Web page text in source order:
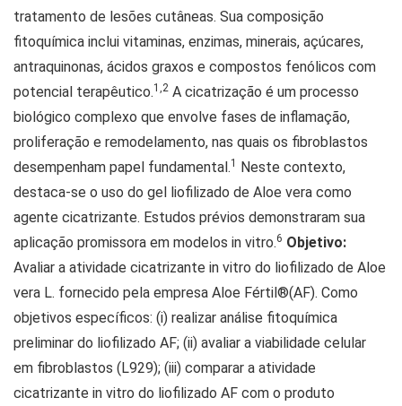
tratamento de lesões cutâneas. Sua composição
fitoquímica inclui vitaminas, enzimas, minerais, açúcares,
antraquinonas, ácidos graxos e compostos fenólicos com
potencial terapêutico.1,2 A cicatrização é um processo
biológico complexo que envolve fases de inflamação,
proliferação e remodelamento, nas quais os fibroblastos
desempenham papel fundamental.1 Neste contexto,
destaca-se o uso do gel liofilizado de Aloe vera como
agente cicatrizante. Estudos prévios demonstraram sua
aplicação promissora em modelos in vitro.6 Objetivo:
Avaliar a atividade cicatrizante in vitro do liofilizado de Aloe
vera L. fornecido pela empresa Aloe Fértil®(AF). Como
objetivos específicos: (i) realizar análise fitoquímica
preliminar do liofilizado AF; (ii) avaliar a viabilidade celular
em fibroblastos (L929); (iii) comparar a atividade
cicatrizante in vitro do liofilizado AF com o produto